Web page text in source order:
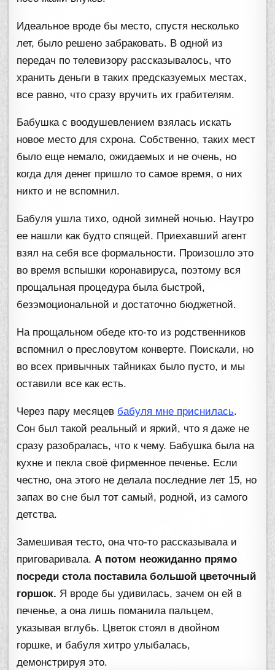
Идеальное вроде бы место, спустя несколько
лет, было решено забраковать. В одной из
передач по телевизору рассказывалось, что
хранить деньги в таких предсказуемых местах,
все равно, что сразу вручить их грабителям.
Бабушка с воодушевлением взялась искать
новое место для схрона. Собственно, таких мест
было еще немало, ожидаемых и не очень, но
когда для денег пришло то самое время, о них
никто и не вспомнил.
Бабуля ушла тихо, одной зимней ночью. Наутро
ее нашли как будто спящей. Приехавший агент
взял на себя все формальности. Произошло это
во время вспышки коронавируса, поэтому вся
прощальная процедура была быстрой,
безэмоциональной и достаточно бюджетной.
На прощальном обеде кто-то из родственников
вспомнил о пресловутом конверте. Поискали, но
во всех привычных тайниках было пусто, и мы
оставили все как есть.
Через пару месяцев бабуля мне приснилась.
Сон был такой реальный и яркий, что я даже не
сразу разобралась, что к чему. Бабушка была на
кухне и пекла своё фирменное печенье. Если
честно, она этого не делала последние лет 15, но
запах во сне был тот самый, родной, из самого
детства.
Замешивая тесто, она что-то рассказывала и
приговаривала.А потом неожиданно прямо
посреди стола поставила большой цветочный
горшок. Я вроде бы удивилась, зачем он ей в
печенье, а она лишь поманила пальцем,
указывая вглубь. Цветок стоял в двойном
горшке, и бабуля хитро улыбалась,
демонстрируя это.